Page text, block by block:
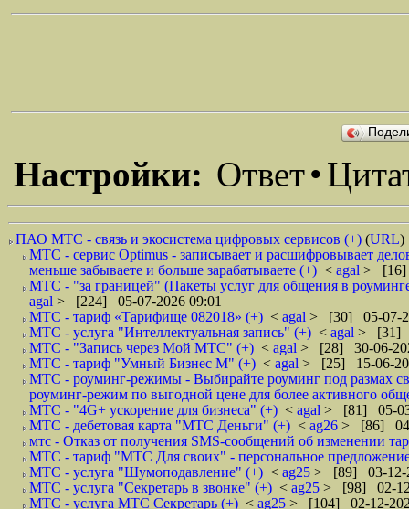
Настройки: Ответ•
ПАО МТС - связь и экосистема цифровых сервисов (+) (URL)
МТС - сервис Optimus - записывает и расшифровывает
меньше забываете и больше зарабатываете (+) < agal > [16]
МТС - "за границей" (Пакеты услуг для общения в
agal > [224] 05-07-2026 09:01
МТС - тариф «Тарифище 082018» (+) < agal > [30] 05-07-
МТС - услуга "Интеллектуальная запись" (+) < agal > [31]
МТС - "Запись через Мой МТС" (+) < agal > [28] 30-06-
МТС - тариф "Умный Бизнес М" (+) < agal > [25] 15-06-
МТС - роуминг-режимы - Выбирайте роуминг под размах
роуминг-режим по выгодной цене для более активного
МТС - "4G+ ускорение для бизнеса" (+) < agal > [81] 05-
МТС - дебетовая карта "МТС Деньги" (+) < ag26 > [86] 04-
мтс - Отказ от получения SMS-сообщений об изменении
МТС - тариф "МТС Для своих" - персональное
МТС - услуга "Шумоподавление" (+) < ag25 > [89] 03-12-
МТС - услуга "Секретарь в звонке" (+) < ag25 > [98] 02-
МТС - услуга МТС Секретарь (+) < ag25 > [104] 02-12-